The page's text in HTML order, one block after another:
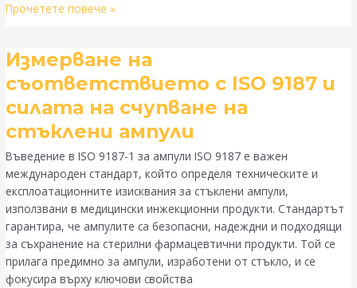
Прочетете повече »
Измерване на
съответствието с ISO 9187 и
силата на счупване на
стъклени ампули
Въведение в ISO 9187-1 за ампули ISO 9187 е важен
международен стандарт, който определя техническите и
експлоатационните изисквания за стъклени ампули,
използвани в медицински инжекционни продукти. Стандартът
гарантира, че ампулите са безопасни, надеждни и подходящи
за съхранение на стерилни фармацевтични продукти. Той се
прилага предимно за ампули, изработени от стъкло, и се
фокусира върху ключови свойства
Измерване
съответствието
с
ISO
и
силата
на
счупване
на
стъклени
ампули